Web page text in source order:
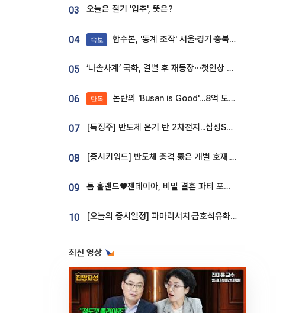
03 오늘은 절기 '입추', 뜻은?
04 속보 합수본, '통계 조작' 서울·경기·충북 선관위 등 추가 압수수색
05 ‘나솔사계’ 국화, 결별 후 재등장⋯첫인상 투표 휩쓸고 ‘인기녀’ 등극
06 단독 논란의 'Busan is Good'…8억 도시브랜드, 용산 대통령실 CI 업체가 수행
07 [특징주] 반도체 온기 탄 2차전지...삼성SDI, 장 초반 7% 넘게 껑충
08 [증시키워드] 반도체 충격 뚫은 개별 호재...포스코퓨처엠·에코프로·한화솔루션 '눈길'
09 톰 홀랜드♥젠데이아, 비밀 결혼 파티 포착⋯호텔 대관비만 9억
10 [오늘의 증시일정] 파마리서치·금호석유화학·코오롱인더·상상인증권 등
최신 영상